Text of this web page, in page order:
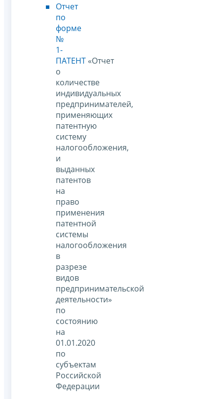
Отчет
по
форме
№
1-
ПАТЕНТ «Отчет
о
количестве
индивидуальных
предпринимателей,
применяющих
патентную
систему
налогообложения,
и
выданных
патентов
на
право
применения
патентной
системы
налогообложения
в
разрезе
видов
предпринимательской
деятельности»
по
состоянию
на
01.01.2020
по
субъектам
Российской
Федерации